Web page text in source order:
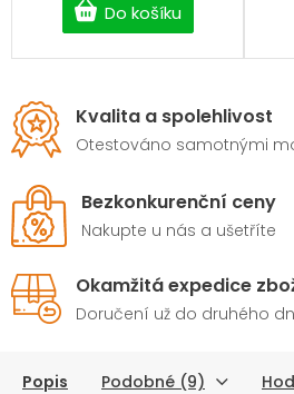
Do košíku
Kvalita a spolehlivost
Otestováno samotnými
Bezkonkurenční ceny
Nakupte u nás a ušetříte
Okamžitá expedice
Doručení už do druhého
Popis Podobné (9)